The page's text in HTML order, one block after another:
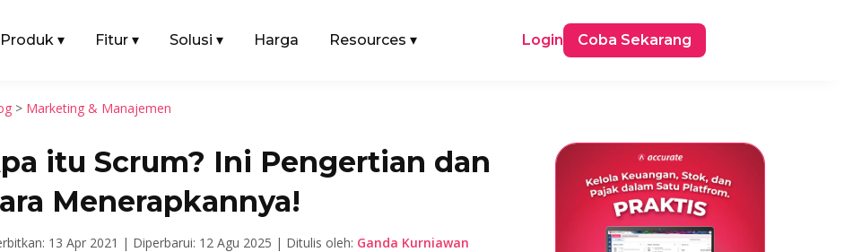
Produk ▾ Fitur ▾ Solusi ▾ Harga Resources ▾ Login Coba Sekarang
> Marketing & Manajemen
itu Scrum? Ini Pengertian dan
Menerapkannya!
13 Apr 2021 | Diperbarui: 12 Agu 2025 | Ditulis oleh: Ganda Kurniawan